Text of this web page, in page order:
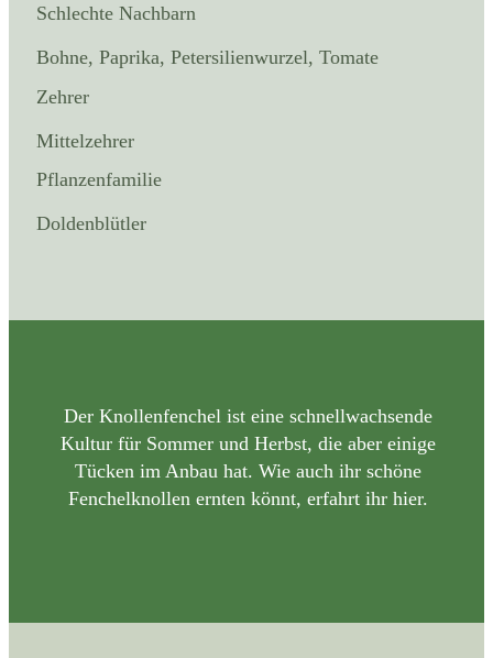
Schlechte Nachbarn
Bohne, Paprika, Petersilienwurzel, Tomate
Zehrer
Mittelzehrer
Pflanzenfamilie
Doldenblütler
Der Knollenfenchel ist eine schnellwachsende
Kultur für Sommer und Herbst, die aber einige
Tücken im Anbau hat. Wie auch ihr schöne
Fenchelknollen ernten könnt, erfahrt ihr hier.